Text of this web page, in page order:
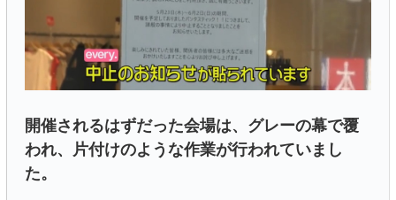
開催されるはずだった会場は、グレーの幕で覆
われ、片付けのような作業が行われていまし
た。